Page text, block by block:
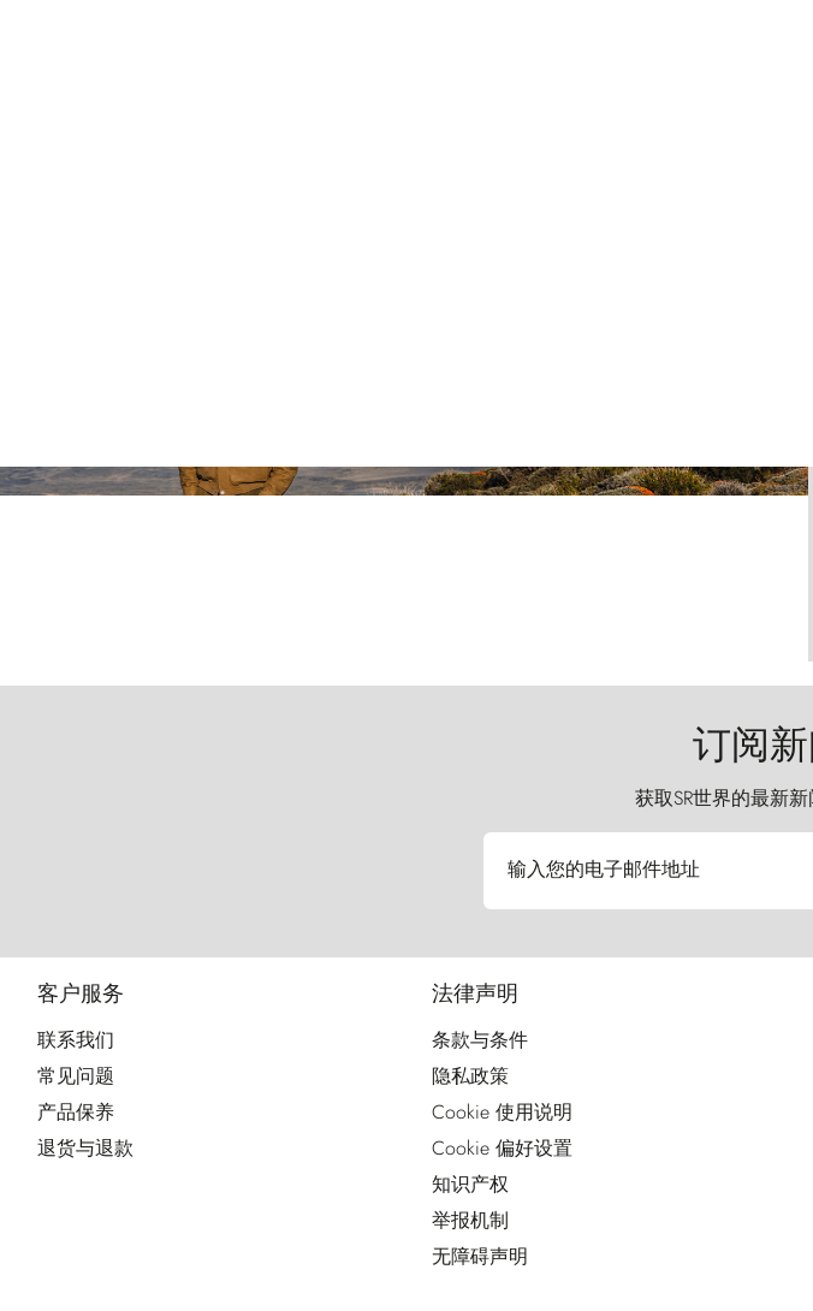
订阅
获取SR世界的最新
输入您的电子邮件地址
客户服务
联系我们
常见问题
产品保养
退货与退款
法律声明
条款与条件
隐私政策
Cookie 使用说明
Cookie 偏好设置
知识产权
举报机制
无障碍声明